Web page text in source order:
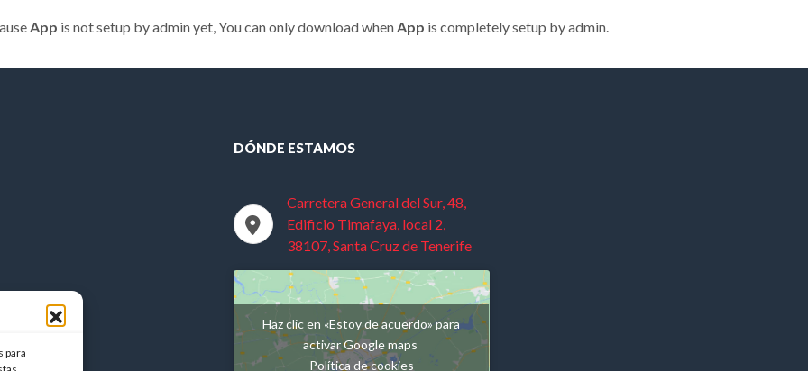
para
App is not setup by admin yet, You can only download whenApp is completely setup by admin.
DÓNDE ESTAMOS
Carretera General del Sur, 48,
Edificio Timafaya, local 2,
38107, Santa Cruz de Tenerife
Haz clic en «Estoy de acuerdo» para
activar Google maps
Política de cookies